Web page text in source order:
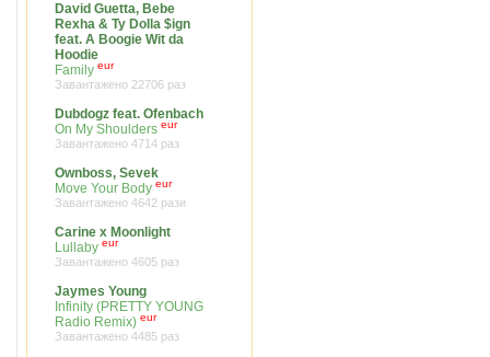
David Guetta, Bebe
Rexha & Ty Dolla $ign
feat. A Boogie Wit da
Hoodie
Family eur
Завантажено 22706 раз
Dubdogz feat. Ofenbach
On My Shoulders eur
Завантажено 4714 раз
Ownboss, Sevek
Move Your Body eur
Завантажено 4642 рази
Carine x Moonlight
Lullaby eur
Завантажено 4605 раз
Jaymes Young
Infinity (PRETTY YOUNG
Radio Remix) eur
Завантажено 4485 раз